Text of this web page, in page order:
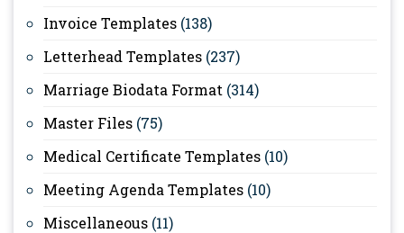
Invoice Templates (138)
Letterhead Templates (237)
Marriage Biodata Format (314)
Master Files (75)
Medical Certificate Templates (10)
Meeting Agenda Templates (10)
Miscellaneous (11)